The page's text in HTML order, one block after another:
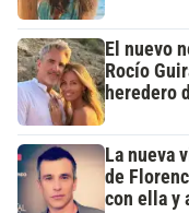
El nuevo
Rocío
heredero
La nueva
de
con ella y